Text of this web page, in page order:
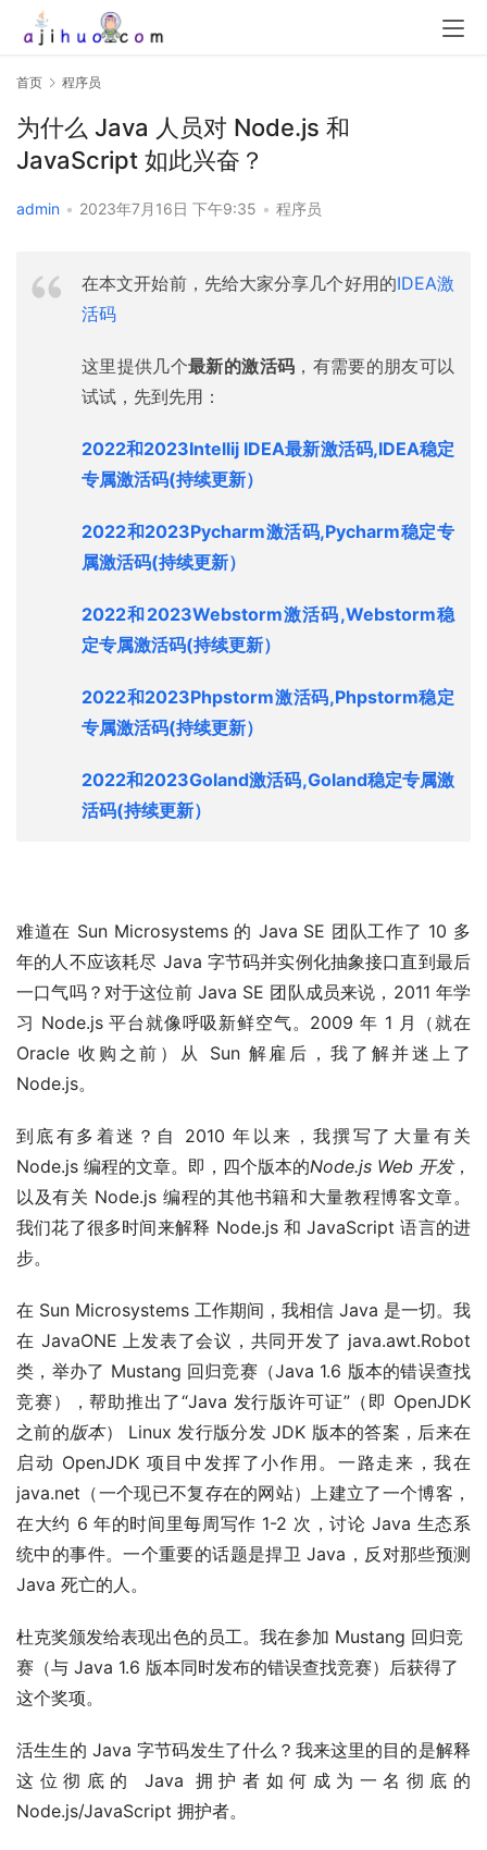
首页 程序员
为什么 Java 人员对 Node.js 和
JavaScript 如此兴奋？
admin • 2023年7月16日 下午9:35 • 程序员
在本文开始前，先给大家分享几个好用的IDEA激
活码
这里提供几个最新的激活码 ，有需要的朋友可以
试试，先到先用：
2022和2023Intellij IDEA最新激活码,IDEA稳定
专属激活码(持续更新）
2022和2023Pycharm激活码,Pycharm稳定专
属激活码(持续更新）
2022和2023Webstorm激活码,Webstorm稳
定专属激活码(持续更新）
2022和2023Phpstorm激活码,Phpstorm稳定
专属激活码(持续更新）
2022和2023Goland激活码,Goland稳定专属激
活码(持续更新）
难道在 Sun Microsystems 的 Java SE 团队工作了 10 多
年的人不应该耗尽 Java 字节码并实例化抽象接口直到最后
一口气吗？对于这位前 Java SE 团队成员来说，2011 年学
习 Node.js 平台就像呼吸新鲜空气。2009 年 1 月（就在
Oracle 收购之前）从 Sun 解雇后，我了解并迷上了
Node.js。
到底有多着迷？自 2010 年以来，我撰写了大量有关
Node.js 编程的文章。即，四个版本的Node.js Web 开发，
以及有关 Node.js 编程的其他书籍和大量教程博客文章。
我们花了很多时间来解释 Node.js 和 JavaScript 语言的进
步。
在 Sun Microsystems 工作期间，我相信 Java 是一切。我
在 JavaONE 上发表了会议，共同开发了 java.awt.Robot
类，举办了 Mustang 回归竞赛（Java 1.6 版本的错误查找
竞赛），帮助推出了“Java 发行版许可证”（即 OpenJDK
之前的版本） Linux 发行版分发 JDK 版本的答案，后来在
启动 OpenJDK 项目中发挥了小作用。一路走来，我在
java.net（一个现已不复存在的网站）上建立了一个博客，
在大约 6 年的时间里每周写作 1-2 次，讨论 Java 生态系
统中的事件。一个重要的话题是捍卫 Java，反对那些预测
Java 死亡的人。
杜克奖颁发给表现出色的员工。我在参加 Mustang 回归竞
赛（与 Java 1.6 版本同时发布的错误查找竞赛）后获得了
这个奖项。
活生生的 Java 字节码发生了什么？我来这里的目的是解释
这位彻底的 Java 拥护者如何成为一名彻底的
Node.js/JavaScript 拥护者。